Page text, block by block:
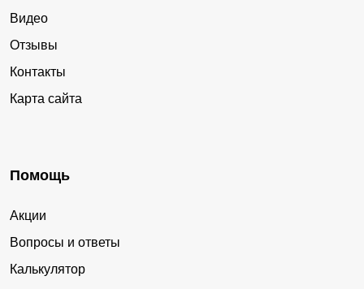
Видео
Отзывы
Контакты
Карта сайта
Помощь
Акции
Вопросы и ответы
Калькулятор